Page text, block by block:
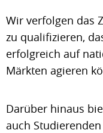
Wir verfolgen das
zu qualifizieren,
erfolgreich auf
Märkten agieren
Darüber hinaus
auch